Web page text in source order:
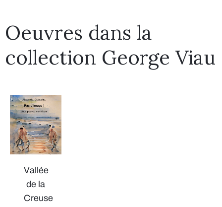
Oeuvres dans la
collection George Viau
Vallée
de la
Creuse